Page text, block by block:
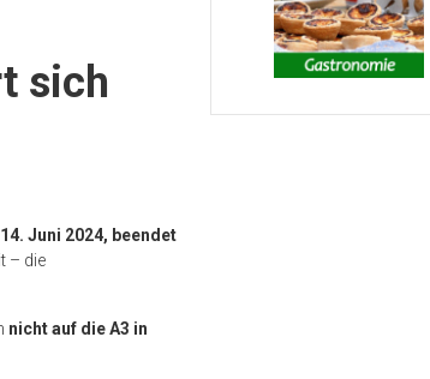
sich
14. Juni 2024, beendet
– die
nicht auf die A3 in